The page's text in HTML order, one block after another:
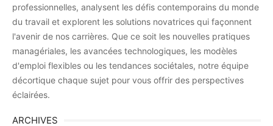
professionnelles, analysent les défis contemporains du monde
du travail et explorent les solutions novatrices qui façonnent
l'avenir de nos carrières. Que ce soit les nouvelles pratiques
managériales, les avancées technologiques, les modèles
d'emploi flexibles ou les tendances sociétales, notre équipe
décortique chaque sujet pour vous offrir des perspectives
éclairées.
ARCHIVES